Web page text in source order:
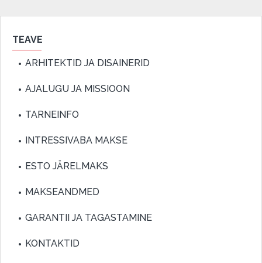
TEAVE
ARHITEKTID JA DISAINERID
AJALUGU JA MISSIOON
TARNEINFO
INTRESSIVABA MAKSE
ESTO JÄRELMAKS
MAKSEANDMED
GARANTII JA TAGASTAMINE
KONTAKTID